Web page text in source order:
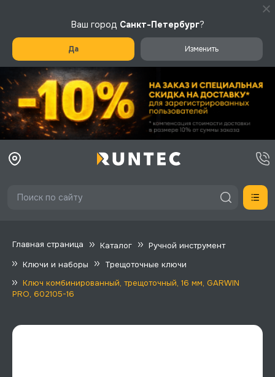
Ваш город Санкт-Петербург?
Да Изменить
Главная страница Каталог
Ручной инструмент
Ключи и наборы
Трещоточные ключи
Ключ комбинированный, трещоточный, 16 мм, GARWIN
PRO, 602105-16